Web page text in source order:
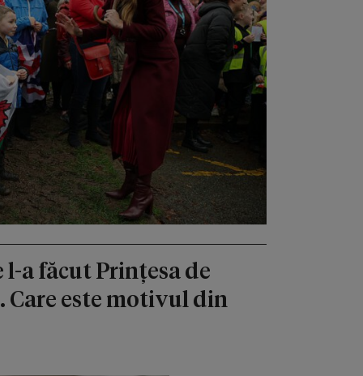
a făcut Prințesa de
Care este motivul din